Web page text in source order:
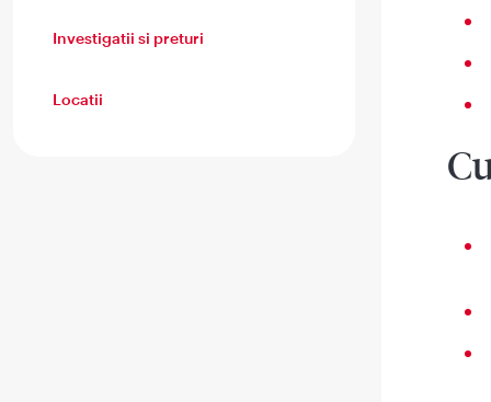
Investigatii si preturi
Locatii